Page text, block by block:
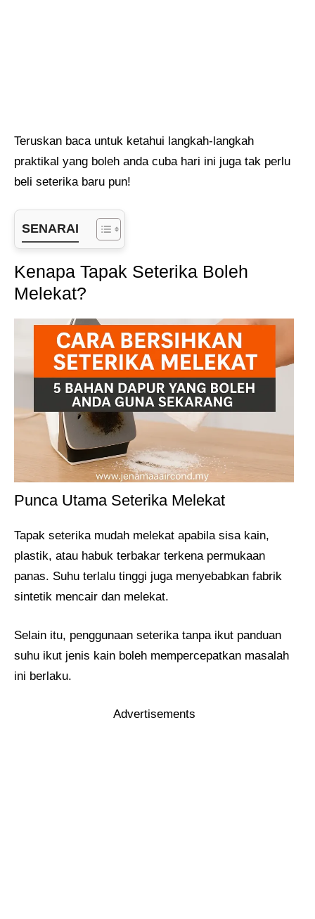
Teruskan baca untuk ketahui langkah-langkah
praktikal yang boleh anda cuba hari ini juga tak perlu
beli seterika baru pun!
SENARAI
Kenapa Tapak Seterika Boleh
Melekat?
Punca Utama Seterika Melekat
Tapak seterika mudah melekat apabila sisa kain,
plastik, atau habuk terbakar terkena permukaan
panas. Suhu terlalu tinggi juga menyebabkan fabrik
sintetik mencair dan melekat.
Selain itu, penggunaan seterika tanpa ikut panduan
suhu ikut jenis kain boleh mempercepatkan masalah
ini berlaku.
Advertisements